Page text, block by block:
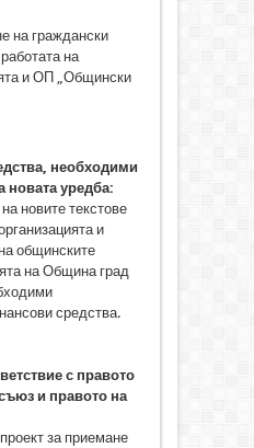
на граждански
на
и ОП „Общински
необходими
новата уредба:
новите текстове
и
общинските
на Община град
средства.
с правото
и правото на
за приемане